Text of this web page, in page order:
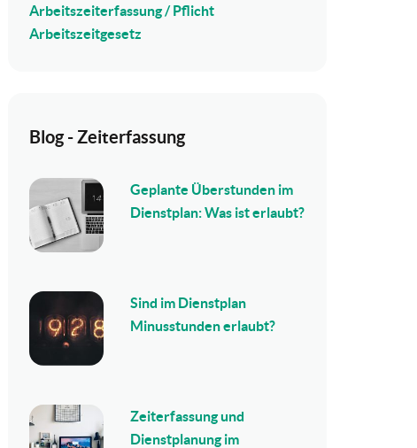
Arbeitszeiterfassung / Pflicht
Arbeitszeitgesetz
Blog - Zeiterfassung
Geplante Überstunden im
Dienstplan: Was ist erlaubt?
Sind im Dienstplan
Minusstunden erlaubt?
Zeiterfassung und
Dienstplanung im